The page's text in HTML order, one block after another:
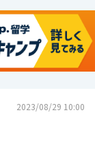
2023/08/29 10:00